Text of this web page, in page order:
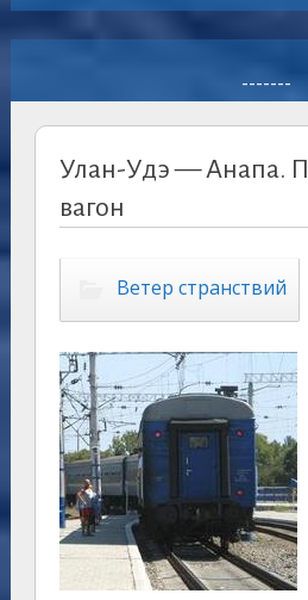
-------
Улан-Удэ — Анапа.
вагон
Ветер странствий